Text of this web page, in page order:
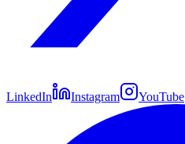
LinkedIn Instagram YouTube